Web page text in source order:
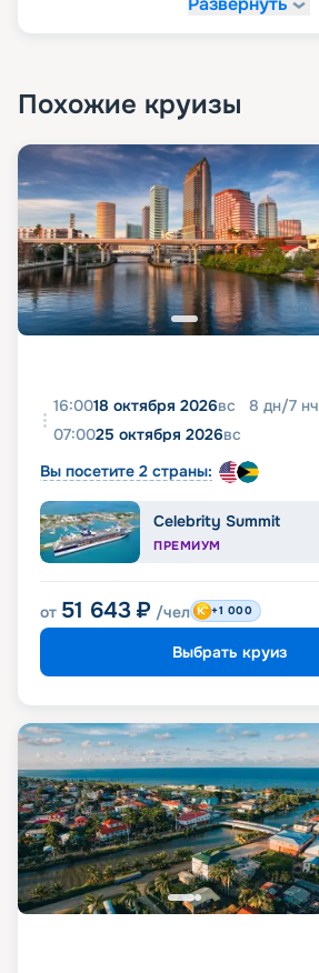
Похожие круизы
16:0018 октября 2026вс 8 дн/7 нч
07:0025 октября 2026вс
Вы посетите 2 страны:
Celebrity Summit
ПРЕМИУМ
от 51 643 ₽ /чел +1 000
Выбрать круиз